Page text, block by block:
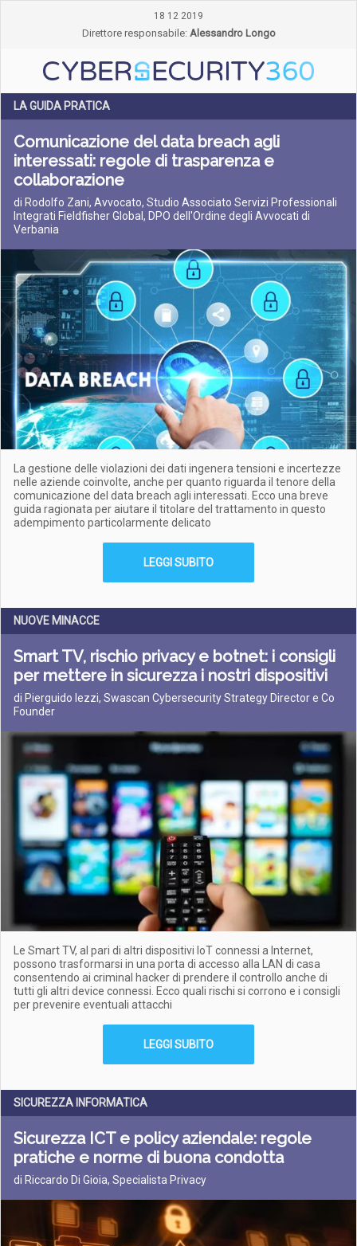
18 12 2019
Direttore responsabile: Alessandro Longo
LA GUIDA PRATICA
Comunicazione del data breach agli
interessati: regole di trasparenza e
collaborazione
di Rodolfo Zani, Avvocato, Studio Associato Servizi Professionali
Integrati Fieldfisher Global, DPO dell'Ordine degli Avvocati di
Verbania
La gestione delle violazioni dei dati ingenera tensioni e incertezze
nelle aziende coinvolte, anche per quanto riguarda il tenore della
comunicazione del data breach agli interessati. Ecco una breve
guida ragionata per aiutare il titolare del trattamento in questo
adempimento particolarmente delicato
LEGGI SUBITO
NUOVE MINACCE
Smart TV, rischio privacy e botnet: i consigli
per mettere in sicurezza i nostri dispositivi
di Pierguido Iezzi, Swascan Cybersecurity Strategy Director e Co
Founder
Le Smart TV, al pari di altri dispositivi IoT connessi a Internet,
possono trasformarsi in una porta di accesso alla LAN di casa
consentendo ai criminal hacker di prendere il controllo anche di
tutti gli altri device connessi. Ecco quali rischi si corrono e i consigli
per prevenire eventuali attacchi
LEGGI SUBITO
SICUREZZA INFORMATICA
Sicurezza ICT e policy aziendale: regole
pratiche e norme di buona condotta
di Riccardo Di Gioia, Specialista Privacy